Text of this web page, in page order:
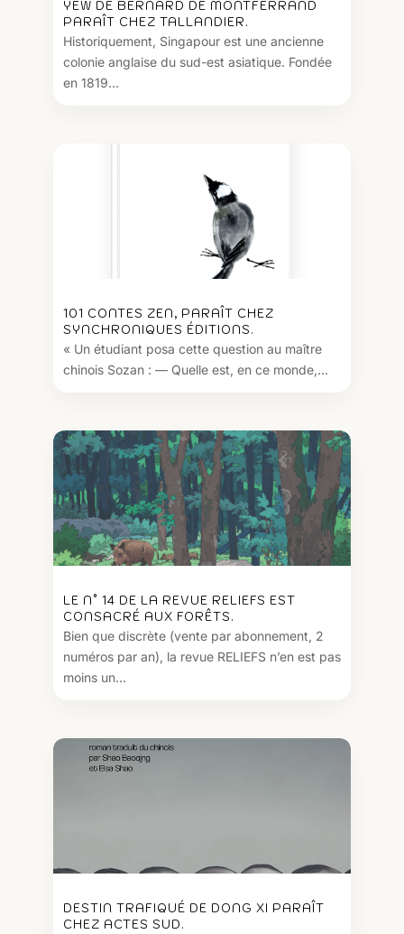
YEW DE BERNARD DE MONTFERRAND
PARAÎT CHEZ TALLANDIER.
Historiquement, Singapour est une ancienne
colonie anglaise du sud-est asiatique. Fondée
en 1819...
101 CONTES ZEN, PARAÎT CHEZ
SYNCHRONIQUES ÉDITIONS.
« Un étudiant posa cette question au maître
chinois Sozan : — Quelle est, en ce monde,...
LE N° 14 DE LA REVUE RELIEFS EST
CONSACRÉ AUX FORÊTS.
Bien que discrète (vente par abonnement, 2
numéros par an), la revue RELIEFS n’en est pas
moins un...
DESTIN TRAFIQUÉ DE DONG XI PARAÎT
CHEZ ACTES SUD.